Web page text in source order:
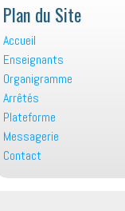
Plan du Site
Accueil
Enseignants
Organigramme
Arrêtés
Plateforme
Messagerie
Contact